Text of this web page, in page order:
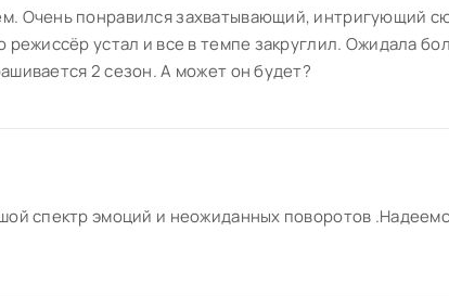
Очень понравился захватывающий, интригующий
режиссёр устал и все в темпе закруглил. Ожидала
2 сезон. А может он будет?
спектр эмоций и неожиданных поворотов